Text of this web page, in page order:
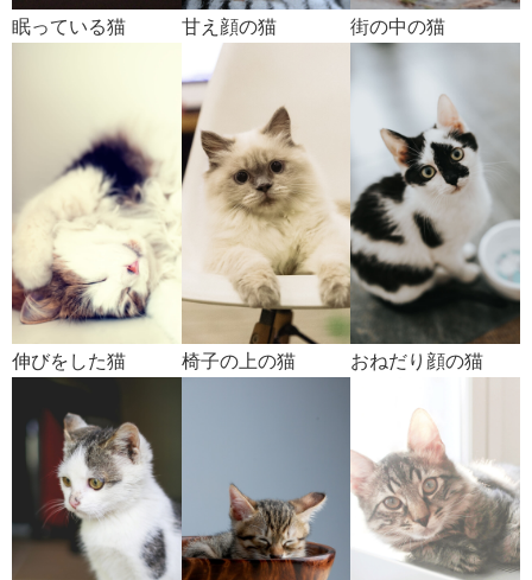
眠っている猫 甘え顔の猫 街の中の猫
伸びをした猫 椅子の上の猫 おねだり顔の猫